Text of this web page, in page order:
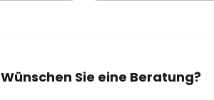
Wünschen Sie eine Beratung?